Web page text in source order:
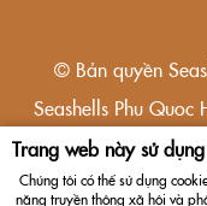
Trang web này sử
Chúng tôi có thể sử dụng
năng truyền thông xã hội và
© Bản quyền
Seashells Phu